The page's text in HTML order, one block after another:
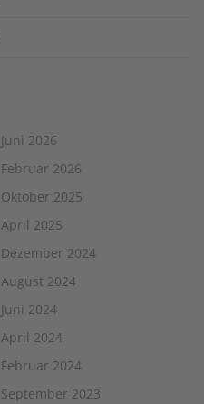
Juni 2026
Februar 2026
Oktober 2025
April 2025
Dezember 2024
August 2024
Juni 2024
April 2024
Februar 2024
September 2023